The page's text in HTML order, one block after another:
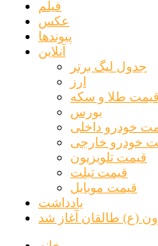
فیلم
عکس
پیوندها
آنلاین
جدول لیگ برتر
ارز
قیمت طلا و سکه
بورس
خودرو داخلی
خودرو خارجی
قیمت تلویزیون
قیمت تبلت
قیمت موبایل
یادداشت
(ع) طالقان آغاز شد